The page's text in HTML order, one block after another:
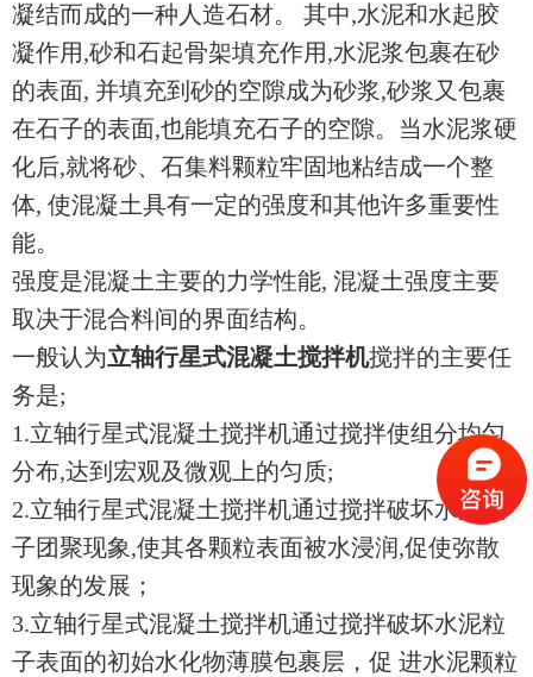
凝结而成的一种人造石材。 其中,水泥和水起胶
凝作用,砂和石起骨架填充作用,水泥浆包裹在砂
的表面, 并填充到砂的空隙成为砂浆,砂浆又包裹
在石子的表面,也能填充石子的空隙。当水泥浆硬
化后,就将砂、石集料颗粒牢固地粘结成一个整
体, 使混凝土具有一定的强度和其他许多重要性
能。
强度是混凝土主要的力学性能, 混凝土强度主要
取决于混合料间的界面结构。
一般认为立轴行星式混凝土搅拌机搅拌的主要任
务是;
1.立轴行星式混凝土搅拌机通过搅拌使组分均匀
分布,达到宏观及微观上的匀质;
2.立轴行星式混凝土搅拌机通过搅拌破坏水泥粒
子团聚现象,使其各颗粒表面被水浸润,促使弥散
现象的发展；
3.立轴行星式混凝土搅拌机通过搅拌破坏水泥粒
子表面的初始水化物薄膜包裹层，促 进水泥颗粒